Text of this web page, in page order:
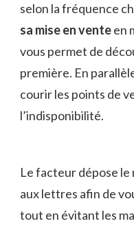
selon la fréquence
sa mise en venteen
vous permet de
première. En
courir les points de
l’indisponibilité.
Le facteur dépose le
aux lettres afin de
tout en évitant les